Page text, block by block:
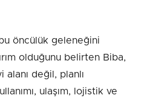
öncülük geleneğini
olduğunu belirten Biba,
alanı değil, planlı
ulaşım, lojistik ve